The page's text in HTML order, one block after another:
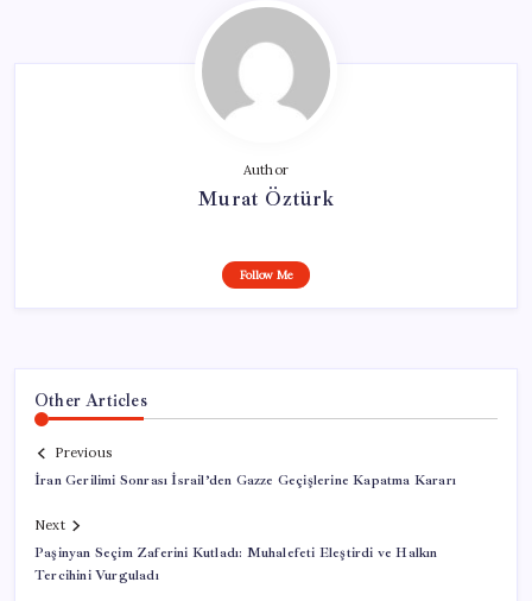
Author
Murat Öztürk
Follow Me
Other Articles
Previous
İran Gerilimi Sonrası İsrail’den Gazze Geçişlerine Kapatma Kararı
Next
Paşinyan Seçim Zaferini Kutladı: Muhalefeti Eleştirdi ve Halkın
Tercihini Vurguladı